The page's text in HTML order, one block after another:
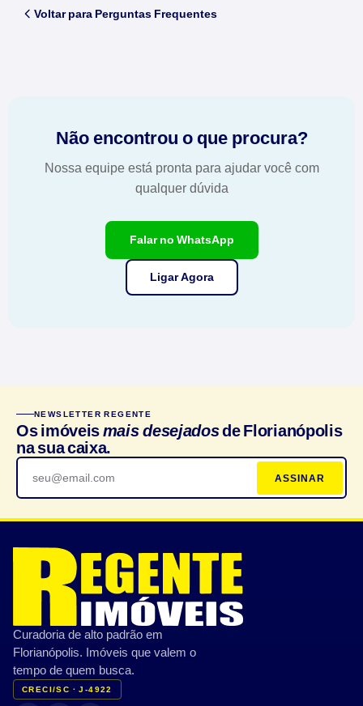
Voltar para Perguntas Frequentes
Não encontrou o que procura?
Nossa equipe está pronta para ajudar você com
qualquer dúvida
Falar no WhatsApp
Ligar Agora
NEWSLETTER REGENTE
Os imóveismais desejadosde Florianópolis
na sua caixa.
ASSINAR
Curadoria de alto padrão em
Florianópolis. Imóveis que valem o
tempo de quem busca.
CRECI/SC · J-4922